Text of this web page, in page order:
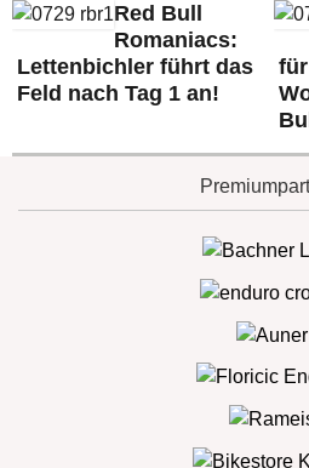
Red Bull
Romaniacs:
Lettenbichler führt das
Feld nach Tag 1 an!